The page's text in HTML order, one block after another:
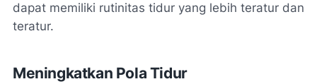
dapat memiliki rutinitas tidur yang lebih teratur dan
teratur.
Meningkatkan Pola Tidur